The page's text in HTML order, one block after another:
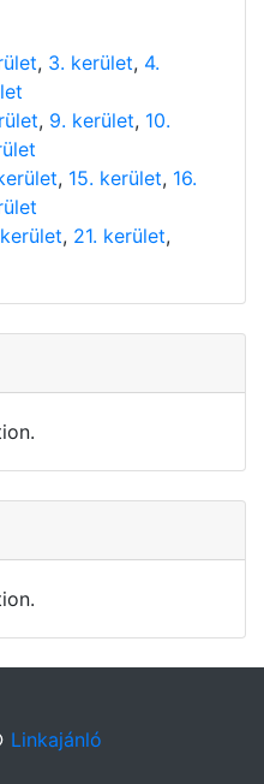
, 3. kerület, 4.
, 9. kerület, 10.
, 15. kerület, 16.
, 21. kerület,
Linkajánló